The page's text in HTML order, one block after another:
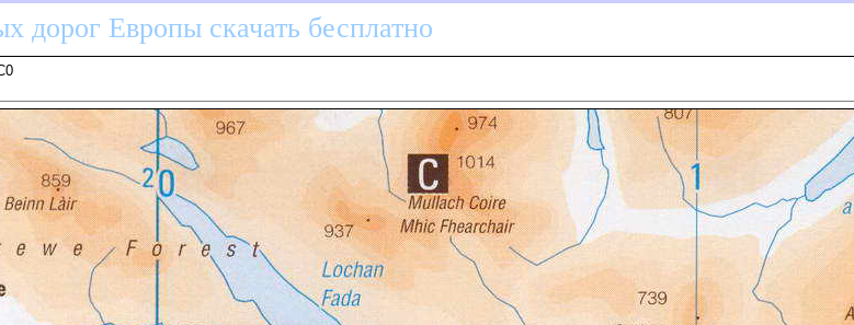
дорог Европы скачать бесплатно